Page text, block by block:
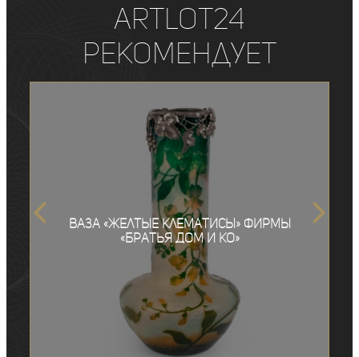
ArtLot24
рекомендует
Ваза «Желтые клематисы» фирмы
«Братья Дом и Ко»